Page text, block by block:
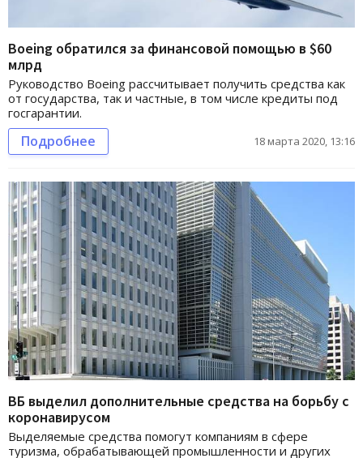
Boeing обратился за финансовой помощью в $60
млрд
Руководство Boeing рассчитывает получить средства как
от государства, так и частные, в том числе кредиты под
госгарантии.
Подробнее 18 марта 2020, 13:16
ВБ выделил дополнительные средства на борьбу с
коронавирусом
Выделяемые средства помогут компаниям в сфере
туризма, обрабатывающей промышленности и других